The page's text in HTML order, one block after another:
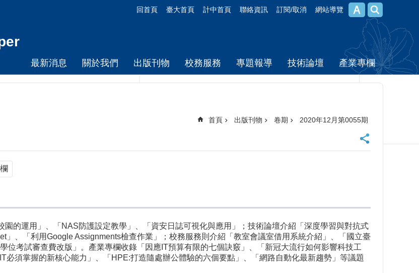
回首頁 臺大首頁 計中首頁 聯絡資訊 訂閱/取消 網站導覽
最新消息 關於我們 出版刊物 校務服務 專題報導 技術論壇 產業專欄
首頁 出版刊物 卷期 2020年12月第0055期
的運用」、「NAS防護設定教學」、「資安日誌可視化與應用」；技術論壇介紹「深度學習與對抗式
、「利用Google Assignments檢查作業」；校務服務則介紹「教室會議室借用系統介紹」、「國立臺
位考試審查費改版」。產業專欄收錄「因應IT預算有限的七個訣竅」、「新冠大流行如何影響科技工
須掌握的新核心能力」、「HPE:打造隨處辦公體驗的六個要點」、「網路自動化最新趨勢」等議題